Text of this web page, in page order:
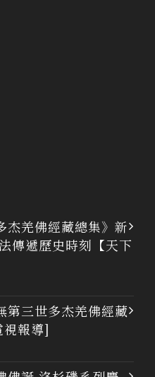
杰羌佛經藏總集》新
傳遞歷史時刻【天下
第三世多杰羌佛經藏
報導]